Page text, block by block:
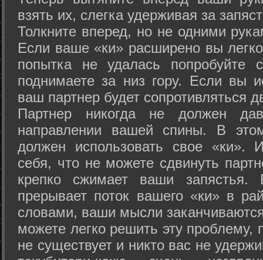
взять их, слегка удерживая за
Толкните вперед, но не одними
Если ваше «ки» расширено вы
попытка не удалась попробуйте
поднимаете за низ гору. Если вы
ваш партнер будет сопротивляться
Партнер никогда не должен
направлении вашей спины. В
должен использовать свое «ки».
себя, что не можете сдвинуть
крепко сжимает ваши запястья.
прерывает поток вашего «ки» в
словами, ваши мысли
можете легко решить эту проблему,
не существует и никто вас не